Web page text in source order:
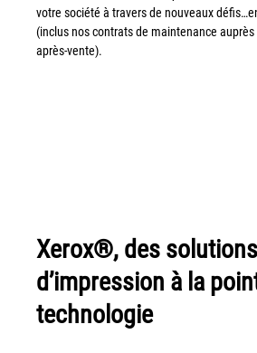
Guide GED
Mentions légales
© Axilis
votre société à travers de nouveaux
(inclus nos contrats de maintenance auprès
après-vente).
Xerox®, des solutions
d’impression à la
technologie